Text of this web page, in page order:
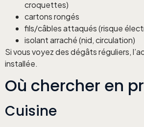
croquettes)
cartons rongés
fils/câbles attaqués (risque
isolant arraché (nid, circulation)
Si vous voyez des dégâts réguliers,
installée.
Où chercher en
Cuisine